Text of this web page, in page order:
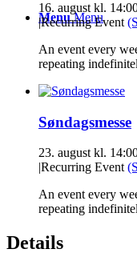
Menu Menu
16. august kl.
|Recurring Event
An event every
repeating
Søndagsmesse
23. august kl.
Recurring Event
An event every
repeating
Details